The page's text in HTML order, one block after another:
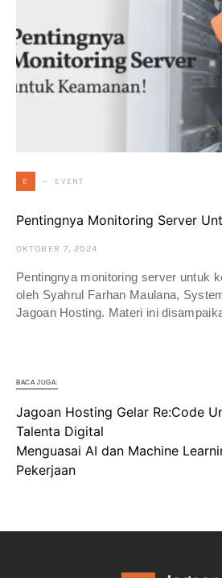
E EVENT
Pentingnya Monitoring Server
OKTOBER 7, 2024
Pentingnya monitoring server untuk
oleh Syahrul Farhan Maulana,
Jagoan Hosting. Materi ini
BACA JUGA:
Jagoan Hosting Gelar Re:Code
Talenta Digital
Menguasai AI dan Machine
Pekerjaan